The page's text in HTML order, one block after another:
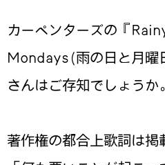
カーペンターズの『
Mondays(雨の日と月曜
さんはご存知でしょうか。
著作権の都合上歌詞は掲